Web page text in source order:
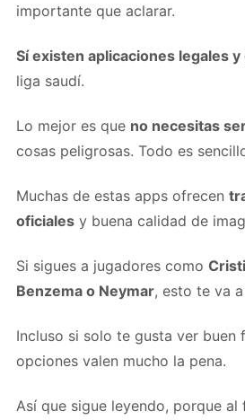
importante que aclarar.
Sí existen aplicaciones legales
liga saudí.
Lo mejor es que no necesitas
cosas peligrosas. Todo es
Muchas de estas apps ofrecen
oficiales y buena calidad de
Si sigues a jugadores como
Benzema o Neymar, esto te va
Incluso si solo te gusta ver buen
opciones valen mucho la pena.
Así que sigue leyendo, porque al